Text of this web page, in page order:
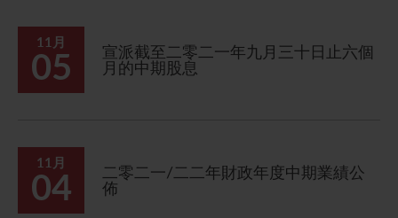
11月
05
宣派截至二零二一年九月三十日止六個
月的中期股息
11月
04
二零二一/二二年財政年度中期業績公
佈